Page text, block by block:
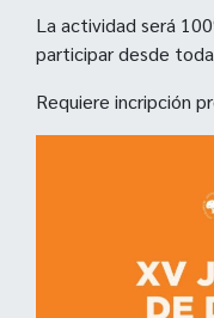
La actividad será
participar desde
Requiere incripción